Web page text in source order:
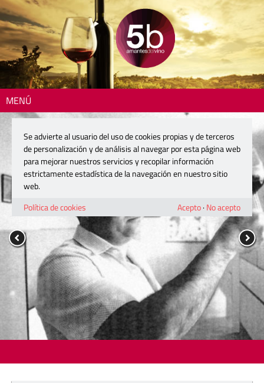
MENÚ
Se advierte al usuario del uso de cookies propias y de terceros
de personalización y de análisis al navegar por esta página web
para mejorar nuestros servicios y recopilar información
estrictamente estadística de la navegación en nuestro sitio
web.
Política de cookies
Acepto· No acepto